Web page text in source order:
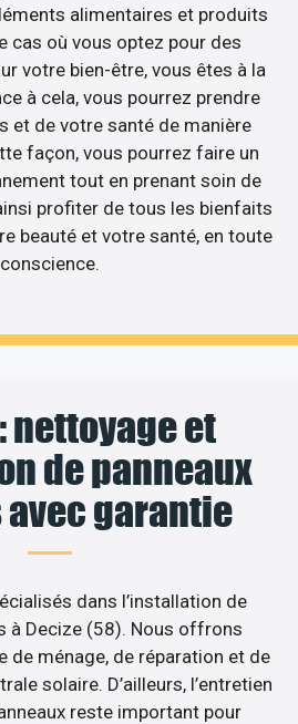
alimentaires et produits
cas où vous optez pour des
votre bien-être, vous êtes à la
à cela, vous pourrez prendre
et de votre santé de manière
façon, vous pourrez faire un
tout en prenant soin de
profiter de tous les bienfaits
beauté et votre santé, en toute
conscience.
nettoyage et
de panneaux
garantie
dans l’installation de
à Decize (58). Nous offrons
de ménage, de réparation et de
solaire. D’ailleurs, l’entretien
reste important pour